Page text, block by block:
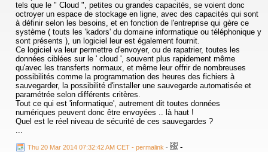
tels que le " Cloud ", petites ou grandes capacités, se voient donc
octroyer un espace de stockage en ligne, avec des capacités qui sont
à définir selon les besoins, et en fonction de l'entreprise qui gère ce
système ( touts les 'kadors' du domaine informatique ou téléphonique y
sont présents ), un logiciel leur est également fournit.
Ce logiciel va leur permettre d'envoyer, ou de rapatrier, toutes les
données ciblées sur le ' cloud ', souvent plus rapidement même
qu'avec les transferts normaux, et même leur offrir de nombreuses
possibilités comme la programmation des heures des fichiers à
sauvegarder, la possibilité d'installer une sauvegarde automatisée et
paramétrée selon différents critères.
Tout ce qui est 'informatique', autrement dit toutes données
numériques peuvent donc être envoyées .. là haut !
Quel est le réel niveau de sécurité de ces sauvegardes ?
...
Thu 20 Mar 2014 07:32:42 AM CET - permalink - -